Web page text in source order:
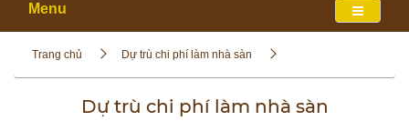
Menu
Trang chủ Dự trù chi phí làm nhà sàn
Dự trù chi phí làm nhà sàn